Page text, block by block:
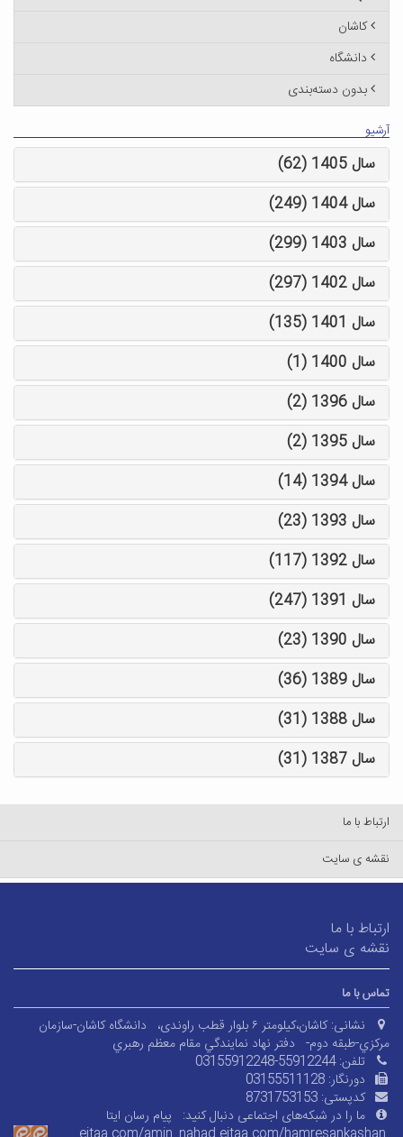
کاشان
دانشگاه
بدون دسته‌بندی
آرشیو
سال 1405 (62)
سال 1404 (249)
سال 1403 (299)
سال 1402 (297)
سال 1401 (135)
سال 1400 (1)
سال 1396 (2)
سال 1395 (2)
سال 1394 (14)
سال 1393 (23)
سال 1392 (117)
سال 1391 (247)
سال 1390 (23)
سال 1389 (36)
سال 1388 (31)
سال 1387 (31)
ارتباط با ما
نقشه ی سایت
ارتباط با ما
نقشه ی سایت
تماس با ما
نشانی: کاشان،کیلومتر ۶ بلوار قطب راوندی،
دانشگاه کاشان-سازمان
مرکزي-طبقه دوم- دفتر نهاد نمايندگي مقام معظم رهبري
تلفن:03155912248-55912244
دورنگار: 03155511128
کدپستی: 8731753153
ما را در شبکه‌های اجتماعی دنبال کنید: پیام رسان ایتا